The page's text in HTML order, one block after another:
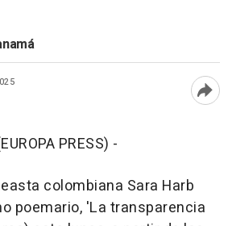
PRESS) -
colombiana Sara Harb
poemario, 'La transparencia